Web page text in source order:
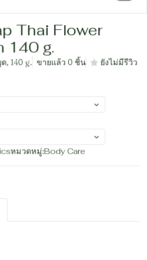
Thai Flower
140 g.
, 140 g. ขายแล้ว 0 ชิ้น
ยังไม่มีรีวิว
หมวดหมู่:Body Care